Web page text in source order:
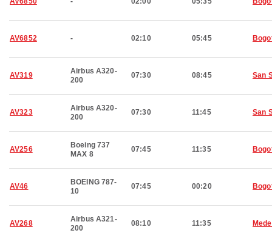
AV6852 - 02:10 05:45
AV319
Airbus A320-
200
07:30 08:45 San
AV323
Airbus A320-
200
07:30 11:45 San
AV256
Boeing 737
MAX 8
07:45 11:35
AV46
BOEING 787-
10
07:45 00:20
AV268
Airbus A321-
200
08:10 11:35